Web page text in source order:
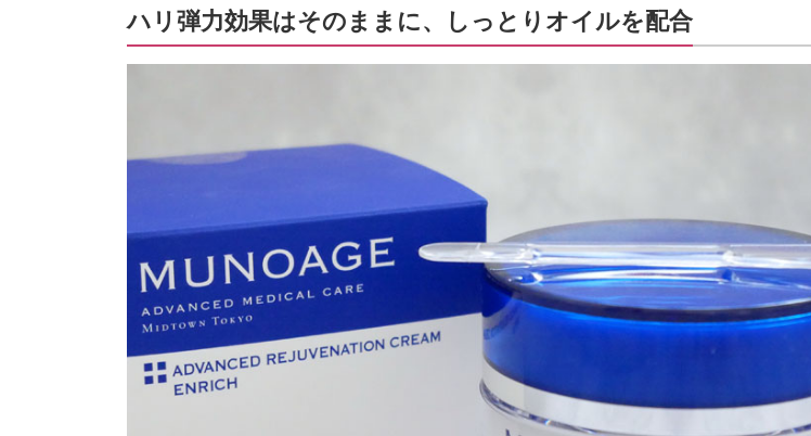
ハリ弾力効果はそのままに、しっとりオイルを配合